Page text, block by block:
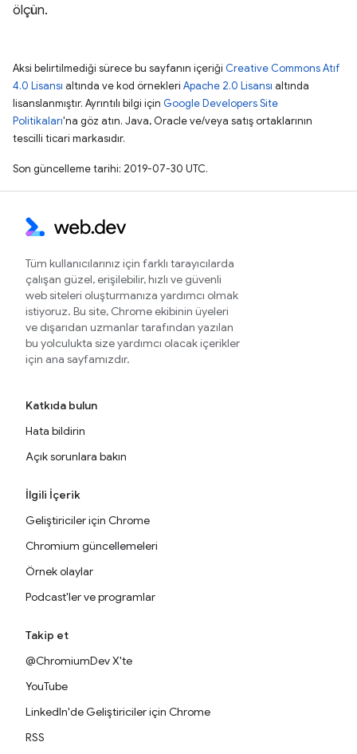
ölçün.
Aksi belirtilmediği sürece bu sayfanın içeriği Creative Commons Atıf
4.0 Lisansı altında ve kod örnekleri Apache 2.0 Lisansı altında
lisanslanmıştır. Ayrıntılı bilgi için Google Developers Site
Politikaları'na göz atın. Java, Oracle ve/veya satış ortaklarının
tescilli ticari markasıdır.
Son güncelleme tarihi: 2019-07-30 UTC.
Tüm kullanıcılarınız için farklı tarayıcılarda
çalışan güzel, erişilebilir, hızlı ve güvenli
web siteleri oluşturmanıza yardımcı olmak
istiyoruz. Bu site, Chrome ekibinin üyeleri
ve dışarıdan uzmanlar tarafından yazılan
bu yolculukta size yardımcı olacak içerikler
için ana sayfamızdır.
Katkıda bulun
Hata bildirin
Açık sorunlara bakın
İlgili İçerik
Geliştiriciler için Chrome
Chromium güncellemeleri
Örnek olaylar
Podcast'ler ve programlar
Takip et
@ChromiumDev X'te
YouTube
LinkedIn'de Geliştiriciler için Chrome
RSS